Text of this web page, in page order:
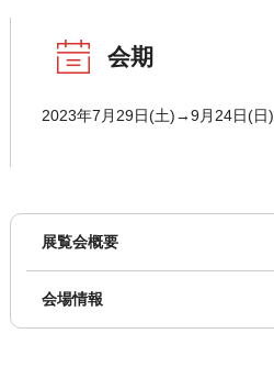
会期
2023年7月29日(土)→9月24日(日)
展覧会概要
会場情報